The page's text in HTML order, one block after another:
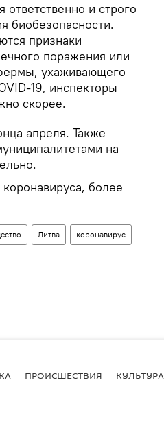
и строго
биобезопасности.
признаки
поражения или
ухаживающего
19, инспекторы
скорее.
апреля. Также
на
более
Литва коронавирус
ПРОИСШЕСТВИЯ КУЛЬТУРА